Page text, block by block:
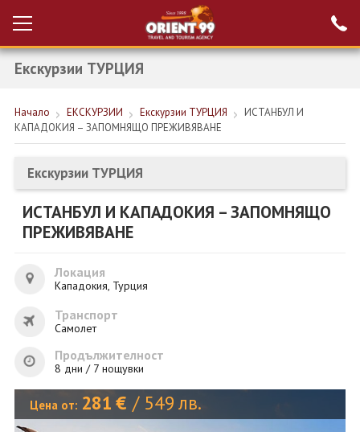
Вход за агенти
РАННИ ЗАПИСВАНИЯ ТУРЦИЯ
НОВА ГОДИНА ТУРЦИЯ
НОВА ГОДИНА
ПОЧИВКИ
ЕКЗОТИКА
ЕКСКУРЗИИ
ОЩЕ
ЗА НАС
КОНТАКТИ
ФИРМЕНИ ДОКУМЕНТИ
Екскурзии ТУРЦИЯ
Начало ЕКСКУРЗИИ Екскурзии ТУРЦИЯ
ИСТАНБУЛ И
КАПАДОКИЯ – ЗАПОМНЯЩО ПРЕЖИВЯВАНЕ
Екскурзии ТУРЦИЯ
ИСТАНБУЛ И КАПАДОКИЯ – ЗАПОМНЯЩО
ПРЕЖИВЯВАНЕ
Локация
Кападокия, Турция
Транспорт
Самолет
Продължителност
8 дни / 7 нощувки
Цена от: 281 € / 549 лв.